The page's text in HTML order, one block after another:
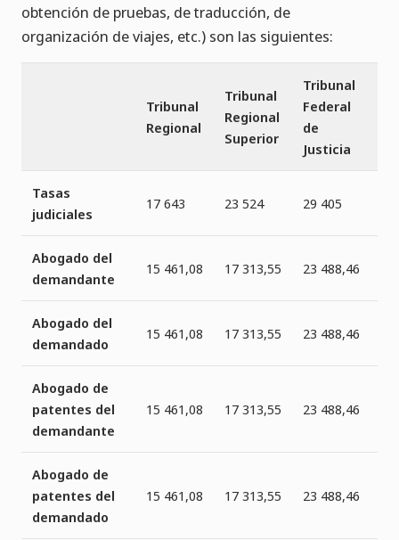
obtención de pruebas, de traducción, de
organización de viajes, etc.) son las siguientes:
Tribunal
Regional
Tribunal
Regional
Superior
Tribunal
Federal
de
Justicia
Tasas
judiciales
17 643 23 524 29 405
Abogado del
demandante
15 461,08 17 313,55 23 488,46
Abogado del
demandado
15 461,08 17 313,55 23 488,46
Abogado de
patentes del
demandante
15 461,08 17 313,55 23 488,46
Abogado de
patentes del
demandado
15 461,08 17 313,55 23 488,46